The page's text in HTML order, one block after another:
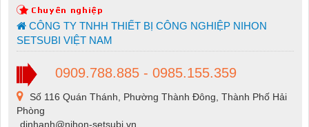
CÔNG TY TNHH THIẾT BỊ CÔNG NGHIỆP NIHON
SETSUBI VIỆT NAM
0909.788.885 - 0985.155.359
Số 116 Quán Thánh, Phường Thành Đông, Thành Phố Hải
Phòng
dinhanh@nihon-setsubi.vn